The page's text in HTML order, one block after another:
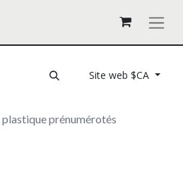
Site web $CA
prénumérotés